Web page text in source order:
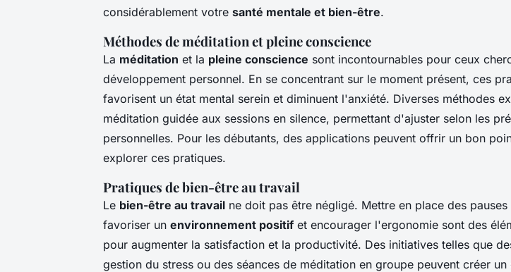
considérablement votre santé mentale et bien-être.
Méthodes de méditation et pleine conscience
La méditation et la pleine conscience sont incontournables pour ceux
développement personnel. En se concentrant sur le moment présent, ces
favorisent un état mental serein et diminuent l'anxiété. Diverses méthodes
méditation guidée aux sessions en silence, permettant d'ajuster selon les
personnelles. Pour les débutants, des applications peuvent offrir un bon
explorer ces pratiques.
Pratiques de bien-être au travail
Le bien-être au travail ne doit pas être négligé. Mettre en place des pauses
favoriser un environnement positif et encourager l'ergonomie sont des
pour augmenter la satisfaction et la productivité. Des initiatives telles que
gestion du stress ou des séances de méditation en groupe peuvent créer un